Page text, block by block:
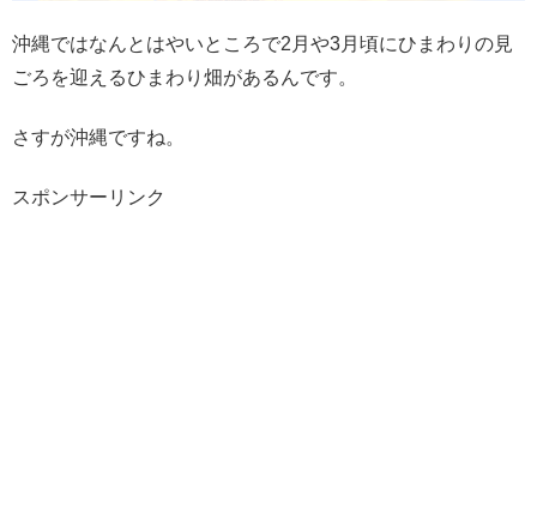
沖縄ではなんとはやいところで2月や3月頃にひまわりの見
ごろを迎えるひまわり畑があるんです。
さすが沖縄ですね。
スポンサーリンク